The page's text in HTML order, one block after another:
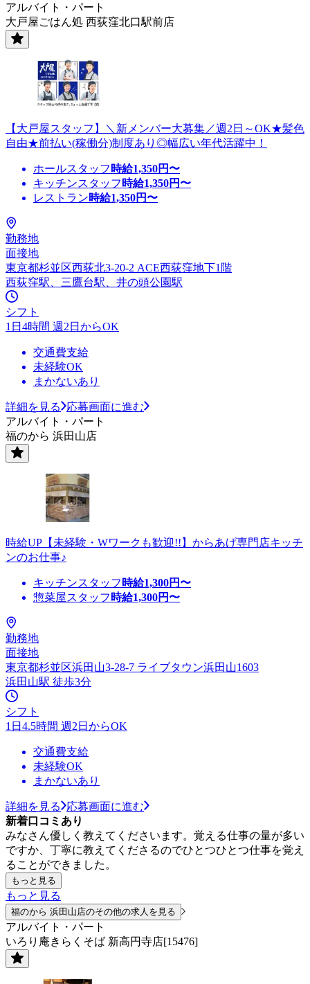
アルバイト・パート
大戸屋ごはん処 西荻窪北口駅前店
【大戸屋スタッフ】＼新メンバー大募集／週2日～OK★髪色
自由★前払い(稼働分)制度あり◎幅広い年代活躍中！
ホールスタッフ 時給1,350円〜
キッチンスタッフ 時給1,350円〜
レストラン時給1,350円〜
勤務地
面接地
東京都杉並区西荻北3-20-2 ACE西荻窪地下1階
西荻窪駅、三鷹台駅、井の頭公園駅
シフト
1日4時間 週2日からOK
交通費支給
未経験OK
まかないあり
詳細を見る
応募画面に進む
アルバイト・パート
福のから 浜田山店
時給UP【未経験・Wワークも歓迎!!】からあげ専門店キッチ
ンのお仕事♪
キッチンスタッフ 時給1,300円〜
惣菜屋スタッフ 時給1,300円〜
勤務地
面接地
東京都杉並区浜田山3-28-7 ライブタウン浜田山1603
浜田山駅 徒歩3分
シフト
1日4.5時間 週2日からOK
交通費支給
未経験OK
まかないあり
詳細を見る
応募画面に進む
新着口コミあり
みなさん優しく教えてくださいます。覚える仕事の量が多い
ですか、丁寧に教えてくださるのでひとつひとつ仕事を覚え
ることができました。
もっと見る
もっと見る
福のから 浜田山店のその他の求人を見る
アルバイト・パート
いろり庵きらくそば 新高円寺店[15476]